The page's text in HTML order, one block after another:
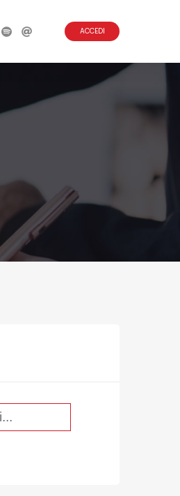
ACCEDI